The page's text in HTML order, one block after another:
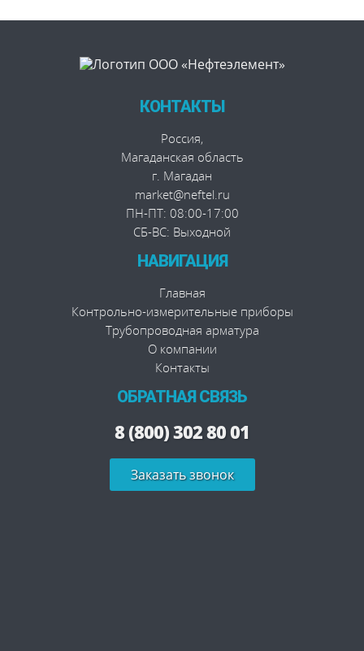
КОНТАКТЫ
Россия,
Магаданская область
г. Магадан
market@neftel.ru
ПН-ПТ: 08:00-17:00
СБ-ВС: Выходной
НАВИГАЦИЯ
Главная
Контрольно-измерительные приборы
Трубопроводная арматура
О компании
Контакты
ОБРАТНАЯ СВЯЗЬ
8 (800) 302 80 01
Заказать звонок